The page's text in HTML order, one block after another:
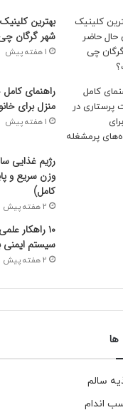
بهترین
شهر گرگان
1 هفته پیش
راهنمای
منزل برای
1 هفته پیش
رژیم غذایی
کامل)
2 هفته پیش
۱۰ راهکار
سیستم ایمنی
2 هفته پیش
سالم
اندام